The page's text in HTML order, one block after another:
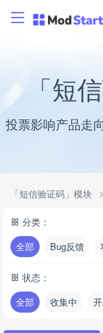
「短
投票影响产品走
「短信验证码」模块
分类：
全部
Bug反馈
状态：
全部
收集中